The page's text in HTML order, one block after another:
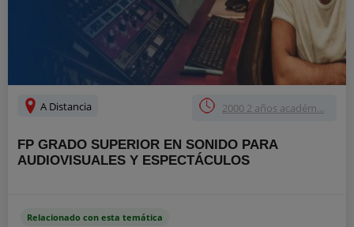
A Distancia 2000 2 años académ...
FP GRADO SUPERIOR EN SONIDO PARA
AUDIOVISUALES Y ESPECTÁCULOS
Relacionado con esta temática